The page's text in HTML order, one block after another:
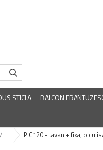
STICLA BALCON
P G120 - tavan + fixa, o